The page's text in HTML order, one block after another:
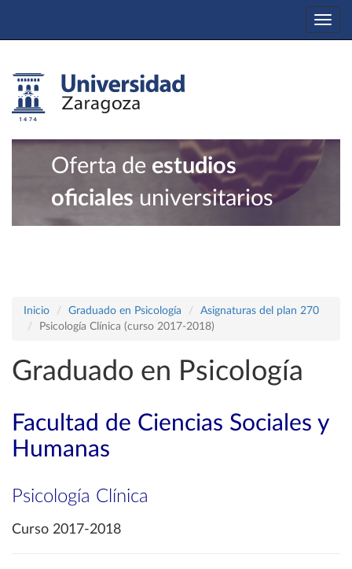
Oferta de estudios
oficiales universitarios
Inicio Graduado en Psicología
Asignaturas del plan 270
Psicología Clínica (curso 2017-2018)
Graduado en Psicología
Facultad de Ciencias Sociales y
Humanas
Psicología Clínica
Curso 2017-2018